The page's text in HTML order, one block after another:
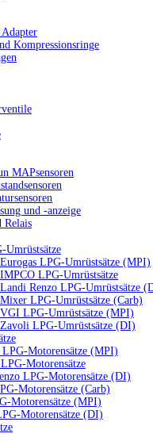
Kompressionsringe
MAPsensoren
und -anzeige
Relais
Umrüstsätze
LPG-Umrüstsätze (MPI)
LPG-Umrüstsätze
Renzo LPG-Umrüstsätze
LPG-Umrüstsätze (Carb)
LPG-Umrüstsätze (MPI)
LPG-Umrüstsätze (DI)
LPG-Motorensätze (MPI)
Motorensätze
LPG-Motorensätze (DI)
Motorensätze (Carb)
Motorensätze (MPI)
Motorensätze (DI)